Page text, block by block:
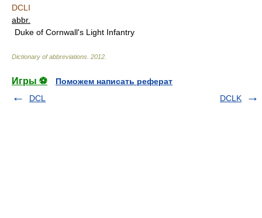
DCLI
abbr.
Duke of Cornwall's Light Infantry
Dictionary of abbreviations 2012
Игры ⚽
Поможем написать реферат
DCL
DCLK